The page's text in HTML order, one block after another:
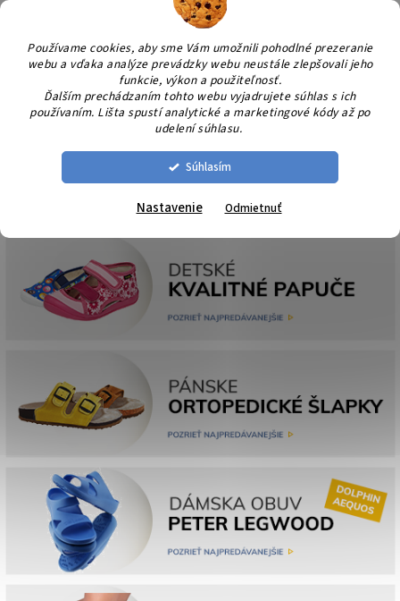
Používame cookies, aby sme Vám umožnili pohodlné prezeranie
webu a vďaka analýze prevádzky webu neustále zlepšovali jeho
funkcie, výkon a použiteľnosť.
Ďalším prechádzaním tohto webu vyjadrujete súhlas s ich
používaním. Lišta spustí analytické a marketingové kódy až po
udelení súhlasu.
Súhlasím
Nastavenie Odmietnuť
Prejsť
obsah